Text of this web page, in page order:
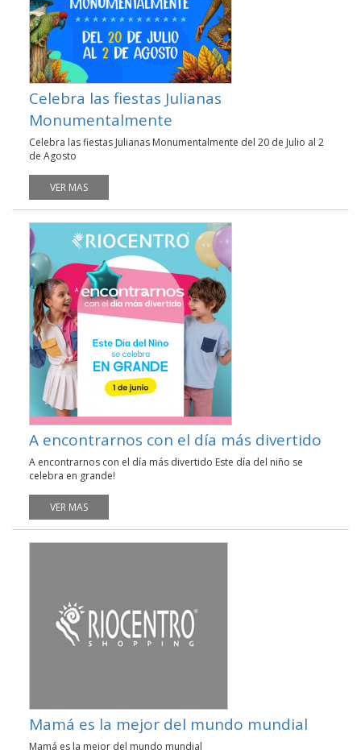
Celebra las fiestas Julianas
Monumentalmente
Celebra las fiestas Julianas Monumentalmente del 20 de Julio al 2
de Agosto
VER MAS
A encontrarnos con el día más divertido
A encontrarnos con el día más divertido Este día del niño se
celebra en grande!
VER MAS
Mamá es la mejor del mundo mundial
Mamá es la mejor del mundo mundial